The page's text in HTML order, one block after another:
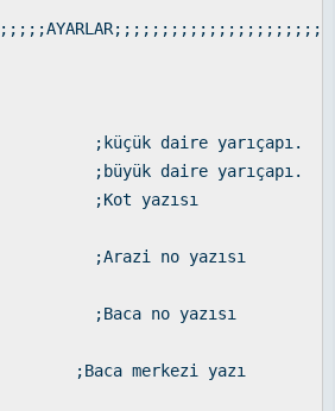
;küçük daire yarıçapı.
daire yarıçapı.
;Kot yazısı
;Arazi no yazısı
no yazısı
;Baca merkezi yazı